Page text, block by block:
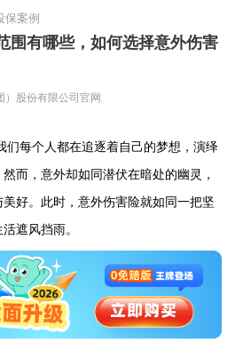
保案例
围有哪些，如何选择意外伤害
）股份有限公司官网
们每个人都在追逐着自己的梦想，演绎
而，意外却如同潜伏在暗处的幽灵，
好。此时，意外伤害险就如同一把坚
遮风挡雨。